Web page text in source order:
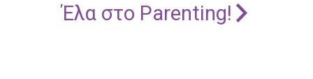
Έλα στο Parenting!